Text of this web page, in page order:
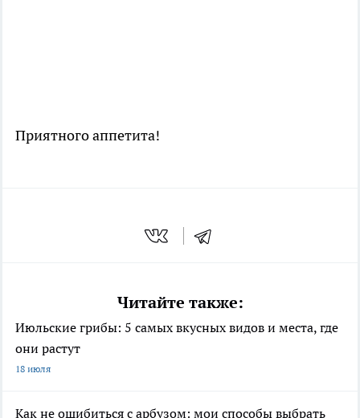
Приятного аппетита!
Читайте также:
Июльские грибы: 5 самых вкусных видов и места, где
они растут
18 июля
Как не ошибиться с арбузом: мои способы выбрать